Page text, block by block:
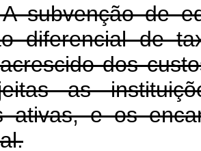
subvenção de
diferencial de
dos
as
ativas, e os